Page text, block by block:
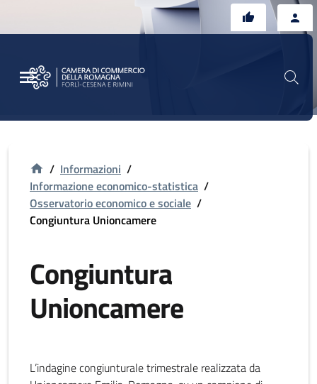
/ Informazioni /
Informazione economico-statistica /
Osservatorio economico e sociale /
Congiuntura Unioncamere
Congiuntura
Unioncamere
L’indagine congiunturale trimestrale realizzata da